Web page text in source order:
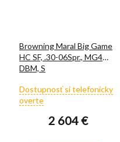
Browning Maral Big Game
HC SF, .30-06Spr., MG4
DBM, S
Priemerné
hodnotenie
je
Dostupnosť si telefonicky
overte
2 604 €